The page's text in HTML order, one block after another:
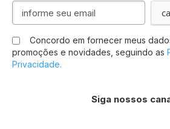
Inscreva-
nossa
Newsletter:
Concordo em fornecer meus
promoções e novidades, seguindo as
Privacidade.
Siga nossos